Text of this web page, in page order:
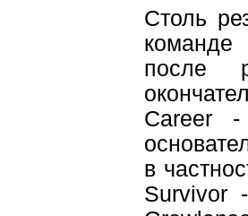
Столь
команде
после
Career -
в
Survivor